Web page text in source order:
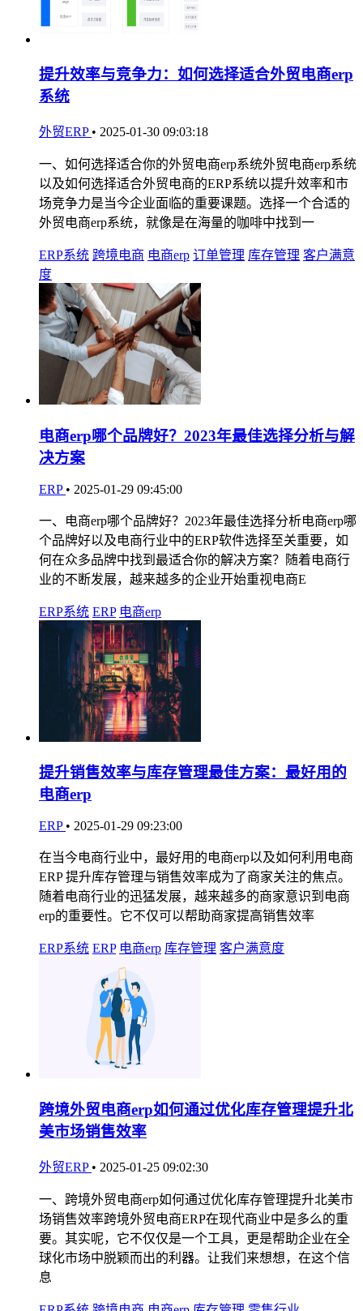
提升效率与竞争力：如何选择适合外贸电商erp
系统
外贸ERP • 2025-01-30 09:03:18
一、如何选择适合你的外贸电商erp系统外贸电商erp系统
以及如何选择适合外贸电商的ERP系统以提升效率和市
场竞争力是当今企业面临的重要课题。选择一个合适的
外贸电商erp系统，就像是在海量的咖啡中找到一
ERP系统 跨境电商 电商erp 订单管理 库存管理 客户满意
度
电商erp哪个品牌好？2023年最佳选择分析与解
决方案
ERP • 2025-01-29 09:45:00
一、电商erp哪个品牌好？2023年最佳选择分析电商erp哪
个品牌好以及电商行业中的ERP软件选择至关重要，如
何在众多品牌中找到最适合你的解决方案？随着电商行
业的不断发展，越来越多的企业开始重视电商E
ERP系统 ERP 电商erp
提升销售效率与库存管理最佳方案：最好用的
电商erp
ERP • 2025-01-29 09:23:00
在当今电商行业中，最好用的电商erp以及如何利用电商
ERP 提升库存管理与销售效率成为了商家关注的焦点。
随着电商行业的迅猛发展，越来越多的商家意识到电商
erp的重要性。它不仅可以帮助商家提高销售效率
ERP系统 ERP 电商erp 库存管理 客户满意度
跨境外贸电商erp如何通过优化库存管理提升北
美市场销售效率
外贸ERP • 2025-01-25 09:02:30
一、跨境外贸电商erp如何通过优化库存管理提升北美市
场销售效率跨境外贸电商ERP在现代商业中是多么的重
要。其实呢，它不仅仅是一个工具，更是帮助企业在全
球化市场中脱颖而出的利器。让我们来想想，在这个信
息